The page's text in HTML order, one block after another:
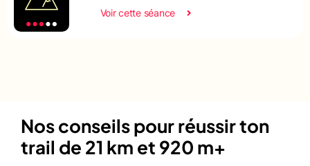
Voir cette séance
Nos conseils pour réussir ton
trail de 21 km et 920 m+